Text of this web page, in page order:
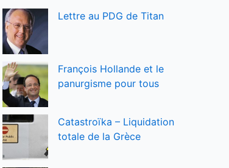
Lettre au PDG de Titan
François Hollande et le
panurgisme pour tous
Catastroïka – Liquidation
totale de la Grèce